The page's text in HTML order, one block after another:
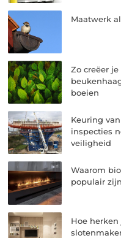
Maatwerk
Zo creëer
boeien
Keuring
inspecties
veiligheid
Waarom
populair
Hoe